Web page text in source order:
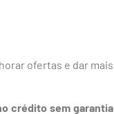
ofertas e dar mais
crédito sem garantia